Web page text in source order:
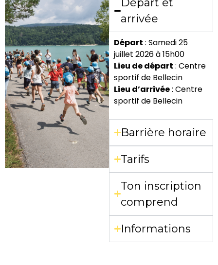
Départ et
arrivée
Départ : Samedi 25
juillet 2026 à 15h00
Lieu de départ : Centre
sportif de Bellecin
Lieu d’arrivée: Centre
sportif de Bellecin
Barrière horaire
Tarifs
Ton inscription
comprend
Informations